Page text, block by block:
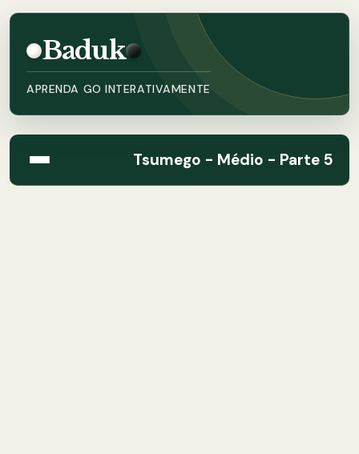
Baduk
APRENDA GO INTERATIVAMENTE
Tsumego - Médio - Parte 5